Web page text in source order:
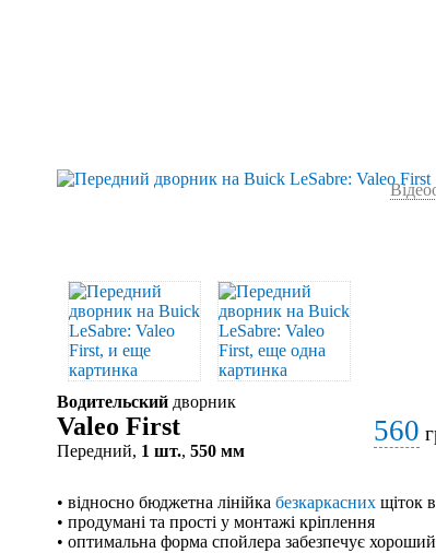
Водительский дворник
Valeo First
Передний, 1 шт., 550 мм
560
• відносно бюджетна лінійка безкаркасних щіток
• продумані та прості у монтажі кріплення
• оптимальна форма спойлера забезпечує